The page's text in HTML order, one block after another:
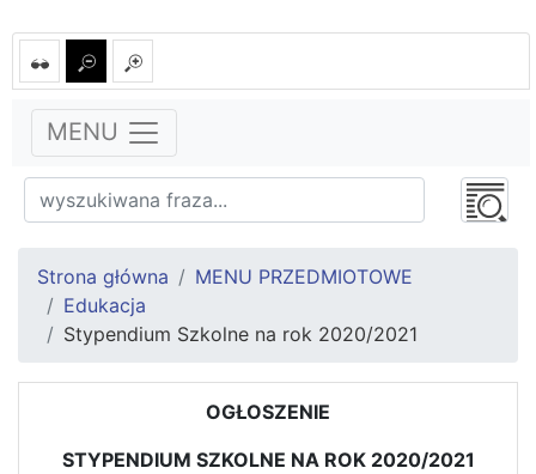
MENU
Strona główna
MENU PRZEDMIOTOWE
Edukacja
Stypendium Szkolne na rok 2020/2021
OGŁOSZENIE
STYPENDIUM SZKOLNE NA ROK 2020/2021